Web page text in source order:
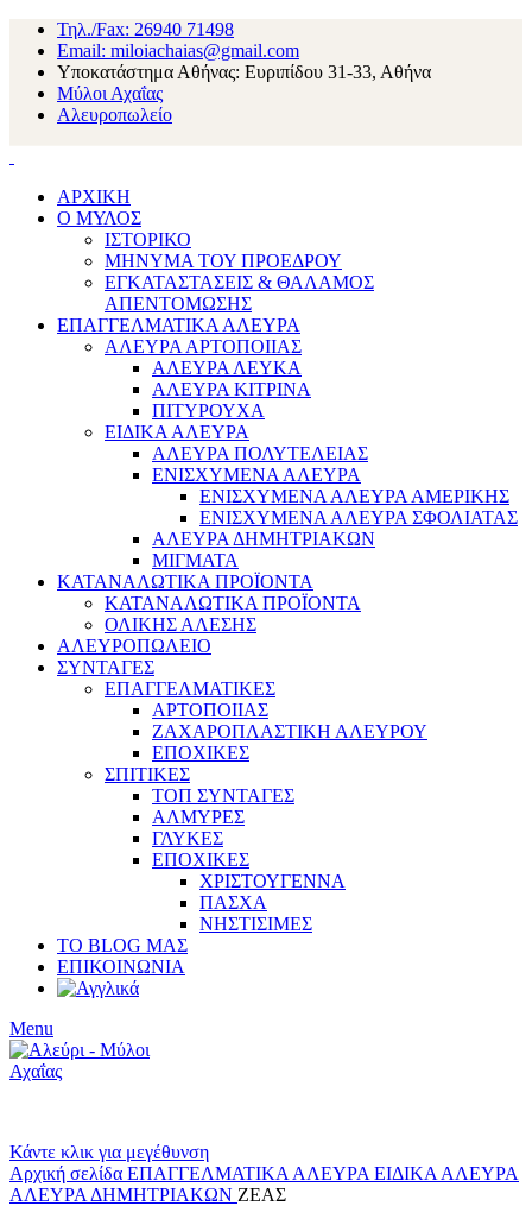
Τηλ./Fax: 26940 71498
Email: miloiachaias@gmail.com
Υποκατάστημα Αθήνας: Ευριπίδου 31-33, Αθήνα
Μύλοι Αχαΐας
Αλευροπωλείο
ΑΡΧΙΚΗ
Ο ΜΥΛΟΣ
ΙΣΤΟΡΙΚΟ
ΜΗΝΥΜΑ ΤΟΥ ΠΡΟΕΔΡΟΥ
ΕΓΚΑΤΑΣΤΑΣΕΙΣ & ΘΑΛΑΜΟΣ
ΑΠΕΝΤΟΜΩΣΗΣ
ΕΠΑΓΓΕΛΜΑΤΙΚΑ ΑΛΕΥΡΑ
ΑΛΕΥΡΑ ΑΡΤΟΠΟΙΙΑΣ
ΑΛΕΥΡΑ ΛΕΥΚΑ
ΑΛΕΥΡΑ ΚΙΤΡΙΝΑ
ΠΙΤΥΡΟΥΧΑ
ΕΙΔΙΚΑ ΑΛΕΥΡΑ
ΑΛΕΥΡΑ ΠΟΛΥΤΕΛΕΙΑΣ
ΕΝΙΣΧΥΜΕΝΑ ΑΛΕΥΡΑ
ΕΝΙΣΧΥΜΕΝΑ ΑΛΕΥΡΑ ΑΜΕΡΙΚΗΣ
ΕΝΙΣΧΥΜΕΝΑ ΑΛΕΥΡΑ ΣΦΟΛΙΑΤΑΣ
ΑΛΕΥΡΑ ΔΗΜΗΤΡΙΑΚΩΝ
ΜΙΓΜΑΤΑ
ΚΑΤΑΝΑΛΩΤΙΚΑ ΠΡΟΪΟΝΤΑ
ΚΑΤΑΝΑΛΩΤΙΚΑ ΠΡΟΪΟΝΤΑ
ΟΛΙΚΗΣ ΑΛΕΣΗΣ
ΑΛΕΥΡΟΠΩΛΕΙΟ
ΣΥΝΤΑΓΕΣ
ΕΠΑΓΓΕΛΜΑΤΙΚΕΣ
ΑΡΤΟΠΟΙΙΑΣ
ΖΑΧΑΡΟΠΛΑΣΤΙΚΗ ΑΛΕΥΡΟΥ
ΕΠΟΧΙΚΕΣ
ΣΠΙΤΙΚΕΣ
ΤΟΠ ΣΥΝΤΑΓΕΣ
ΑΛΜΥΡΕΣ
ΓΛΥΚΕΣ
ΕΠΟΧΙΚΕΣ
ΧΡΙΣΤΟΥΓΕΝΝΑ
ΠΑΣΧΑ
ΝΗΣΤΙΣΙΜΕΣ
ΤΟ BLOG ΜΑΣ
ΕΠΙΚΟΙΝΩΝΙΑ
Menu
Κάντε κλικ για μεγέθυνση
Αρχική σελίδα ΕΠΑΓΓΕΛΜΑΤΙΚΑ ΑΛΕΥΡΑ ΕΙΔΙΚΑ ΑΛΕΥΡΑ
ΑΛΕΥΡΑ ΔΗΜΗΤΡΙΑΚΩΝ ΖΕΑΣ